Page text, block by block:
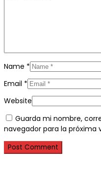
Name *
Email *
Website
Guarda mi nombre,
navegador para la próxima